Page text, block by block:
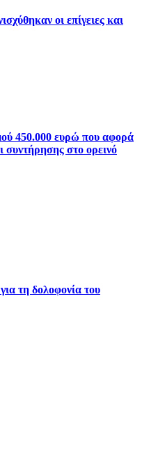
οι επίγειες και
450.000 ευρώ που αφορά
στο ορεινό
τη δολοφονία του